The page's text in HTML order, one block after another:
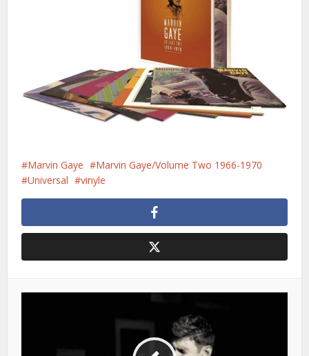
Marvin Gaye
Marvin Gaye/Volume Two 1966-1970
Universal
vinyle